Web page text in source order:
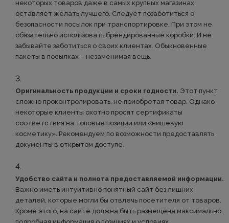
некоторых товаров даже в самых крупных магазинах
оставляет желать лучшего. Следует позаботиться о
безопасности посылок при транспортировке. При этом не
обязательно использовать брендированные коробки. И не
забывайте заботиться о своих клиентах. Обыкновенные
пакеты в посылках – незаменимая вещь.
Оригинальность продукции и сроки годности. Этот пункт
сложно проконтролировать, не приобретая товар. Однако
некоторые клиенты охотно просят сертификаты
соответствия на топовые позиции или «нишевую
косметику». Рекомендуем по возможности предоставлять
документы в открытом доступе.
Удобство сайта и полнота предоставляемой информации.
Важно иметь интуитивно понятный сайт без лишних
деталей, которые могли бы отвлечь посетителя от товаров.
Кроме этого, на сайте должна быть размещена максимально